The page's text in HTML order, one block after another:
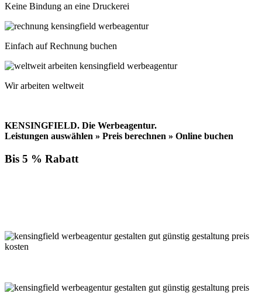
Keine Bindung an eine Druckerei
Einfach auf Rechnung buchen
Wir arbeiten weltweit
KENSINGFIELD. Die Werbeagentur.
Leistungen auswählen » Preis berechnen » Online buchen
Bis 5 % Rabatt